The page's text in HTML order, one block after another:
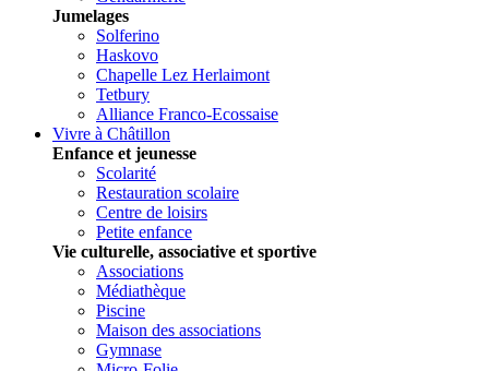
Jumelages
Solferino
Haskovo
Chapelle Lez Herlaimont
Tetbury
Alliance Franco-Ecossaise
Vivre à Châtillon
Enfance et jeunesse
Scolarité
Restauration scolaire
Centre de loisirs
Petite enfance
Vie culturelle, associative et sportive
Associations
Médiathèque
Piscine
Maison des associations
Gymnase